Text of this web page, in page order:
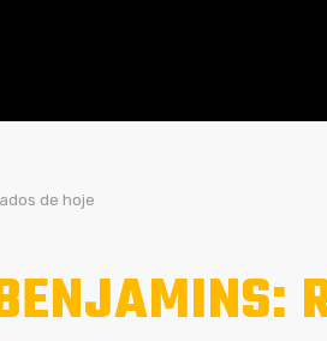
de hoje